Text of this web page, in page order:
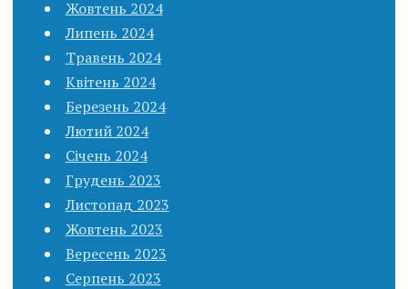
Жовтень 2024
Липень 2024
Травень 2024
Квітень 2024
Березень 2024
Лютий 2024
Січень 2024
Грудень 2023
Листопад 2023
Жовтень 2023
Вересень 2023
Серпень 2023